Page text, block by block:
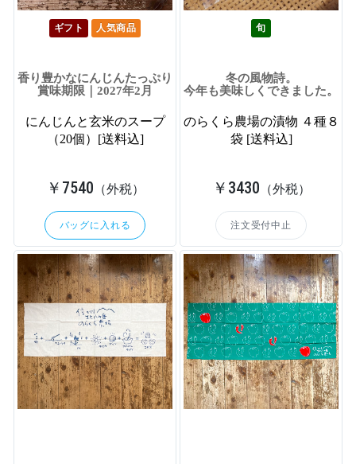
ギフト 人気商品
香り豊かなにんじんたっぷり
賞味期限｜2027年2月
にんじんと玄米のスープ
（20個）[送料込]
￥7540 （外税）
バッグに入れる
旬
冬の風物詩。
今年も美味しくできました。
のらくら農場の漬物 ４種８
袋 [送料込]
￥3430 （外税）
注文受付中止